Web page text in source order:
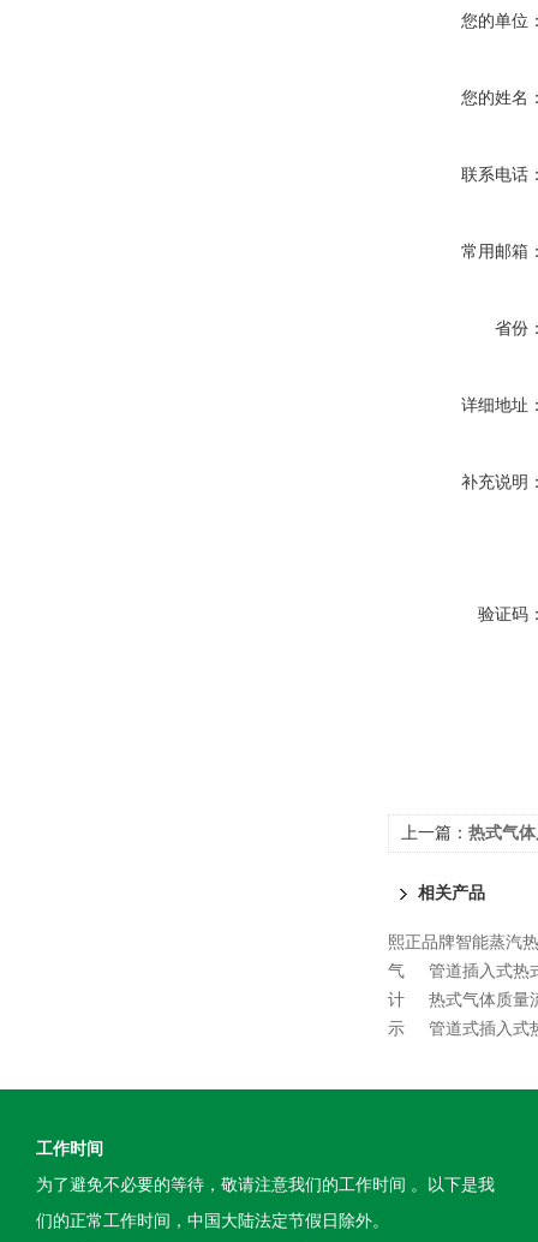
您的单位
您的姓名
联系电话
常用邮箱
省份
详细地址
补充说明
验证码
上一篇： 热式气
相关产品
熙正品牌智能蒸汽
气
管道插入式热
计
热式气体质量
示
管道式插入式
工作时间
为了避免不必要的等待，敬请注意我们的工作时间 。以下是我
们的正常工作时间，中国大陆法定节假日除外。